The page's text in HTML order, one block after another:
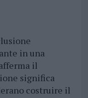
in una
il
significa
costruire il